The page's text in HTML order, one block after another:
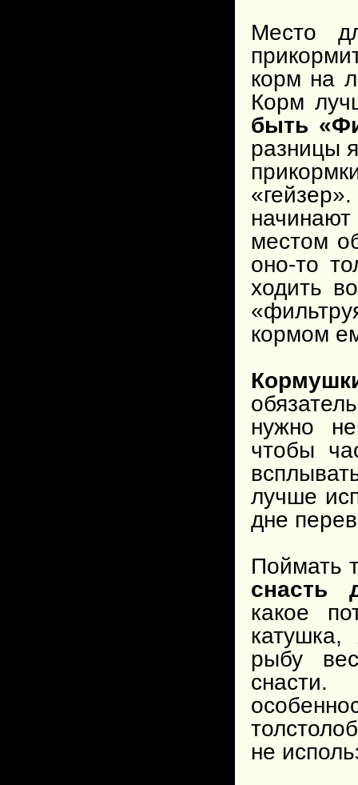
Место
корм на
Корм
быть
разницы
местом
оно-то
ходить
кормом
нужно
чтобы
лучше
дне
Поймать
снасть
какое
рыбу
не